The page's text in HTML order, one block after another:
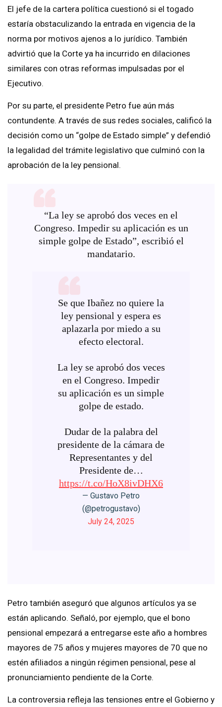
El jefe de la cartera política cuestionó si el togado
estaría obstaculizando la entrada en vigencia de la
norma por motivos ajenos a lo jurídico. También
advirtió que la Corte ya ha incurrido en dilaciones
similares con otras reformas impulsadas por el
Ejecutivo.
Por su parte, el presidente Petro fue aún más
contundente. A través de sus redes sociales, calificó la
decisión como un “golpe de Estado simple” y defendió
la legalidad del trámite legislativo que culminó con la
aprobación de la ley pensional.
“La ley se aprobó dos veces en el
Congreso. Impedir su aplicación es un
simple golpe de Estado”, escribió el
mandatario.
Se que Ibañez no quiere la
ley pensional y espera es
aplazarla por miedo a su
efecto electoral.
La ley se aprobó dos veces
en el Congreso. Impedir
su aplicación es un simple
golpe de estado.
Dudar de la palabra del
presidente de la cámara de
Representantes y del
Presidente de…
https://t.co/HoX8ivDHX6
— Gustavo Petro
(@petrogustavo)
July 24, 2025
Petro también aseguró que algunos artículos ya se
están aplicando. Señaló, por ejemplo, que el bono
pensional empezará a entregarse este año a hombres
mayores de 75 años y mujeres mayores de 70 que no
estén afiliados a ningún régimen pensional, pese al
pronunciamiento pendiente de la Corte.
La controversia refleja las tensiones entre el Gobierno y